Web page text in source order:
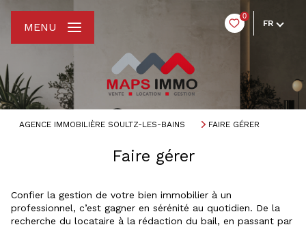
0
FR
MENU
AGENCE IMMOBILIÈRE SOULTZ-LES-BAINS FAIRE GÉRER
Faire gérer
Confier la gestion de votre bien immobilier à un
professionnel, c’est gagner en sérénité au quotidien. De la
recherche du locataire à la rédaction du bail, en passant par